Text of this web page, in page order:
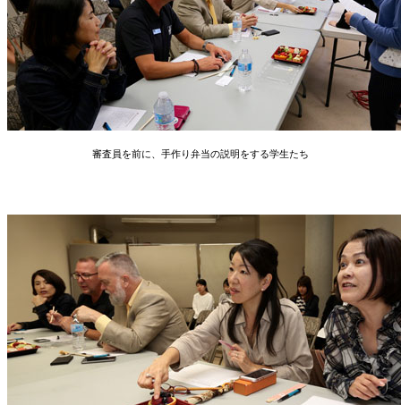
審査員を前に、手作り弁当の説明をする学生たち